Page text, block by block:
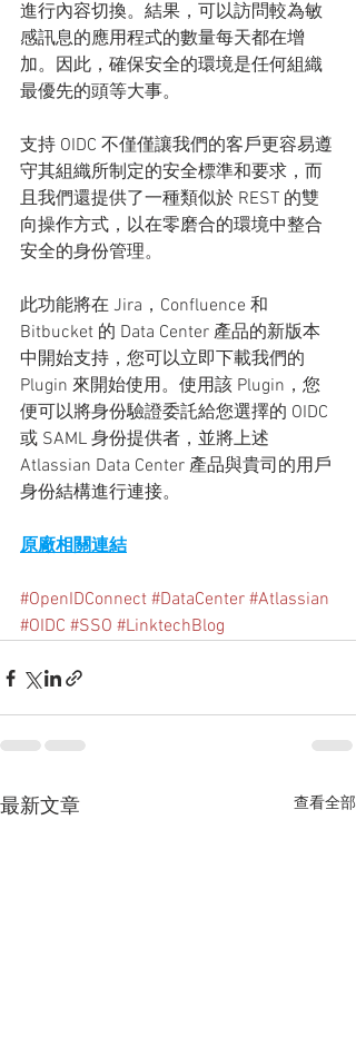
進行內容切換。結果，可以訪問較為敏
感訊息的應用程式的數量每天都在增
加。因此，確保安全的環境是任何組織
最優先的頭等大事。
支持 OIDC 不僅僅讓我們的客戶更容易遵
守其組織所制定的安全標準和要求，而
且我們還提供了一種類似於 REST 的雙
向操作方式，以在零磨合的環境中整合
安全的身份管理。
此功能將在 Jira，Confluence 和
Bitbucket 的 Data Center 產品的新版本
中開始支持，您可以立即下載我們的
Plugin 來開始使用。使用該 Plugin，您
便可以將身份驗證委託給您選擇的 OIDC
或 SAML 身份提供者，並將上述
Atlassian Data Center 產品與貴司的用戶
身份結構進行連接。
原廠相關連結
#OpenIDConnect #DataCenter #Atlassian
#OIDC #SSO #LinktechBlog
最新文章 查看全部